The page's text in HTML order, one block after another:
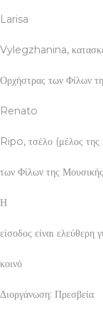
Larisa
Vylegzhanina,
Ορχήστρας των Φίλων
Renato
Ripo, τσέλο (μέλος
των Φίλων της
Η
είσοδος είναι ελεύθερη
κοινό
Διοργάνωση: Πρεσβεία